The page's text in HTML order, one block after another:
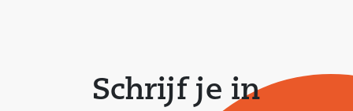
Schrijf je in